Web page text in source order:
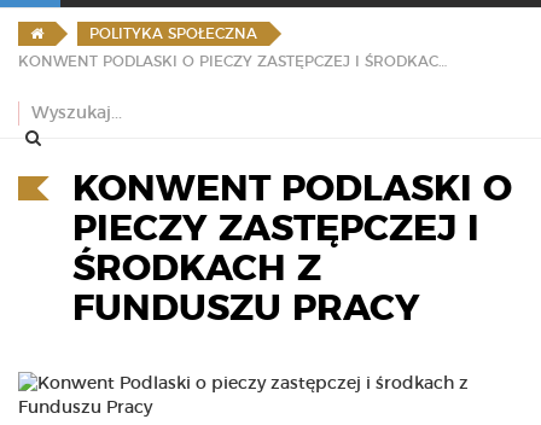
POLITYKA SPOŁECZNA
KONWENT PODLASKI O
PIECZY ZASTĘPCZEJ I
ŚRODKACH Z
FUNDUSZU PRACY